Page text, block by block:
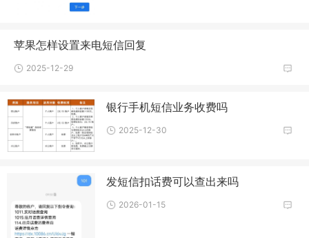
苹果怎样设置来电短信回复
2025-12-29
银行手机短信业务收费吗
2025-12-30
发短信扣话费可以查出来吗
2026-01-15